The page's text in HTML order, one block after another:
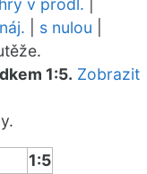
v prodl.
s nulou
1:5. Zobrazit
1:5